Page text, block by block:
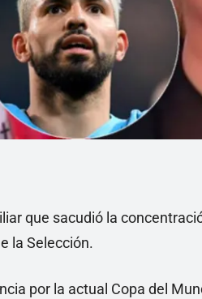
que sacudió la
la Selección.
por la actual Copa del